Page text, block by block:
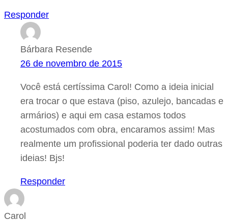
Responder
Bárbara Resende
26 de novembro de 2015
Você está certíssima Carol! Como a ideia inicial
era trocar o que estava (piso, azulejo, bancadas e
armários) e aqui em casa estamos todos
acostumados com obra, encaramos assim! Mas
realmente um profissional poderia ter dado outras
ideias! Bjs!
Responder
Carol